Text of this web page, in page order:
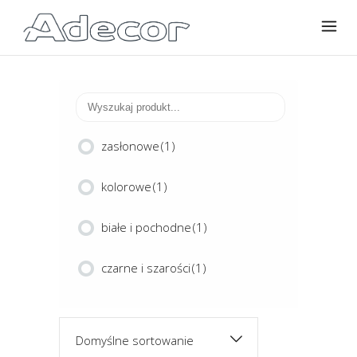
zasłonowe(1)
kolorowe(1)
białe i pochodne(1)
czarne i szarości(1)
Domyślne sortowanie